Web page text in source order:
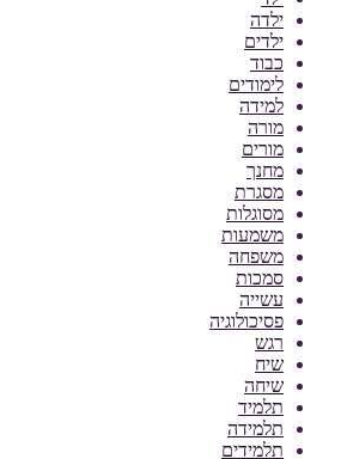
ילדה
ילדים
כבוד
לימודים
למידה
מורה
מורים
מחנך
מסגרת
מסוגלות
משמעות
משפחה
סמכות
עשייה
פסיכולוגיה
רגש
שיח
שיחה
תלמיד
תלמידה
תלמידים